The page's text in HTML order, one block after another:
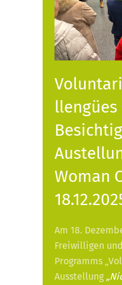
Woman
Am 18.
Freiwilligen
Programms
Ausstellung